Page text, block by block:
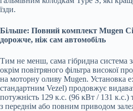
їзди.
Більше: Повний комплект Mugen
дорожче, ніж сам автомобіль
Тим не менш, сама гібридна система
окрім повітряного фільтра високої
на моторну оливу Mugen. Установка
стандартним Vezel) продовжує
потужність 129 к.с. (96 кВт / 131
з переднім або повним приводом